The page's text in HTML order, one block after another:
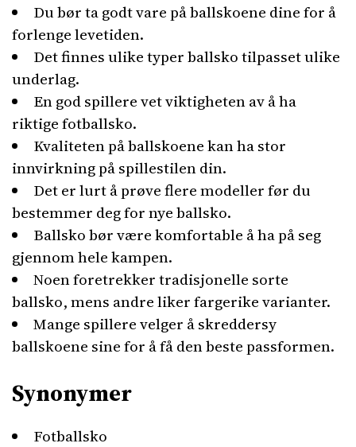
Du bør ta godt vare på ballskoene dine for å
forlenge levetiden.
Det finnes ulike typer ballsko tilpasset ulike
underlag.
En god spillere vet viktigheten av å ha
riktige fotballsko.
Kvaliteten på ballskoene kan ha stor
innvirkning på spillestilen din.
Det er lurt å prøve flere modeller før du
bestemmer deg for nye ballsko.
Ballsko bør være komfortable å ha på seg
gjennom hele kampen.
Noen foretrekker tradisjonelle sorte
ballsko, mens andre liker fargerike varianter.
Mange spillere velger å skreddersy
ballskoene sine for å få den beste passformen.
Synonymer
Fotballsko